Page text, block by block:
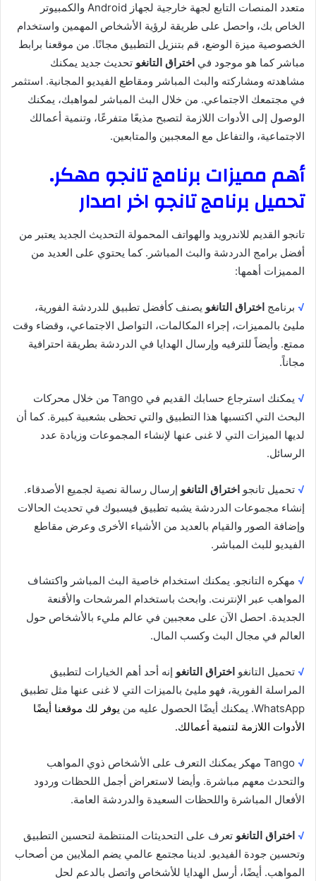
متعدد المنصات التابع لجهة خارجية لجهاز Android والكمبيوتر
الخاص بك، واحصل على طريقة لرؤية الأشخاص المهمين واستخدام
الخصوصية ميزة الوضع، قم بتنزيل التطبيق مجانًا. من موقعنا برابط
مباشر كما هو موجود في اختراق التانغو تحديث جديد يمكنك
مشاهدته ومشاركته والبث المباشر ومقاطع الفيديو المجانية. استثمر
في مجتمعك الاجتماعي. من خلال البث المباشر لمواهبك، يمكنك
الوصول إلى الأدوات اللازمة لتصبح مذيعًا متفرعًا، وتنمية أعمالك
الاجتماعية، والتفاعل مع المعجبين والمتابعين.
أهم مميزات برنامج تانجو مهكر.
تحميل برنامج تانجو اخر اصدار
تانجو القديم للاندرويد والهواتف المحمولة التحديث الجديد يعتبر من
أفضل برامج الدردشة والبث المباشر. كما يحتوي على العديد من
المميزات أهمها:
√ برنامج اختراق التانغو يصنف كأفضل تطبيق للدردشة الفورية،
مليئ بالمميزات، إجراء المكالمات، التواصل الاجتماعي، وقضاء وقت
ممتع. وأيضاً للترفيه وإرسال الهدايا في الدردشة بطريقة احترافية
مجاناً.
√
يمكنك استرجاع حسابك القديم في Tango من خلال محركات
البحث التي اكتسبها هذا التطبيق والتي تحظى بشعبية كبيرة. كما أن
لديها الميزات التي لا غنى عنها لإنشاء المجموعات وزيادة عدد
الرسائل.
√ تحميل تانجو اختراق التانغو إرسال رسالة نصية لجميع الأصدقاء.
إنشاء مجموعات الدردشة يشبه تطبيق فيسبوك في تحديث الحالات
وإضافة الصور والقيام بالعديد من الأشياء الأخرى وعرض مقاطع
الفيديو للبث المباشر.
√ مهكره التانجو. يمكنك استخدام خاصية البث المباشر واكتشاف
المواهب عبر الإنترنت. وابحث باستخدام المرشحات والأقنعة
الجديدة. احصل الآن على معجبين في عالم مليء بالأشخاص حول
العالم في مجال البث وكسب المال.
√ تحميل التانغو اختراق التانغو إنه أحد أهم الخيارات لتطبيق
المراسلة الفورية، فهو مليئ بالميزات التي لا غنى عنها مثل تطبيق
WhatsApp. يمكنك أيضًا الحصول عليه من
يوفر لك موقعنا أيضًا
الأدوات اللازمة لتنمية أعمالك.
√
Tango مهكر يمكنك التعرف على الأشخاص ذوي المواهب
والتحدث معهم مباشرة. وأيضا لاستعراض أجمل اللحظات وردود
الأفعال المباشرة واللحظات السعيدة والدردشة العامة.
√ اختراق التانغو تعرف على التحديثات المنتظمة لتحسين التطبيق
وتحسين جودة الفيديو. لدينا مجتمع عالمي يضم الملايين من أصحاب
المواهب. أيضًا، أرسل الهدايا للأشخاص واتصل بالدعم لحل